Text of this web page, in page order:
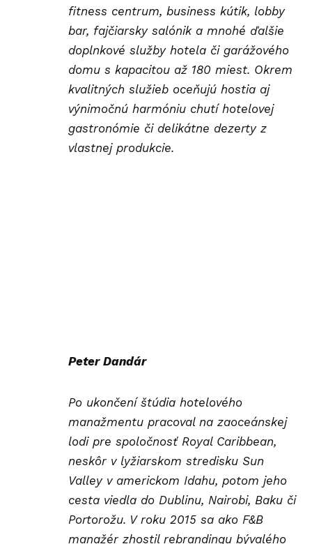
fitness centrum, business kútik, lobby
bar, fajčiarsky salónik a mnohé ďalšie
doplnkové služby hotela či garážového
domu s kapacitou až 180 miest. Okrem
kvalitných služieb oceňujú hostia aj
výnimočnú harmóniu chutí hotelovej
gastronómie či delikátne dezerty z
vlastnej produkcie.
Peter Dandár
Po ukončení štúdia hotelového
manažmentu pracoval na zaoceánskej
lodi pre spoločnosť Royal Caribbean,
neskôr v lyžiarskom stredisku Sun
Valley v americkom Idahu, potom jeho
cesta viedla do Dublinu, Nairobi, Baku či
Portorožu. V roku 2015 sa ako F&B
manažér zhostil rebrandingu bývalého